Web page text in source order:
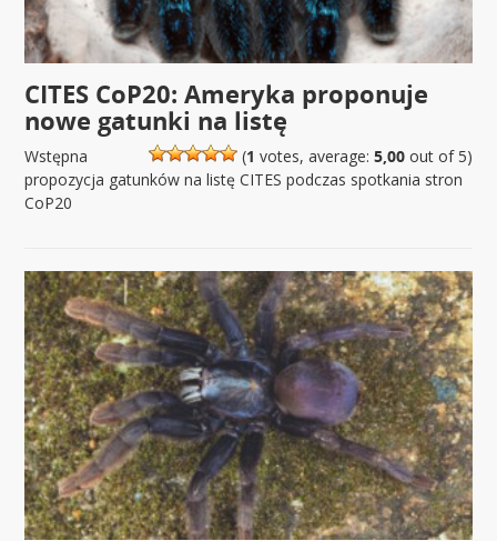
CITES CoP20: Ameryka proponuje
nowe gatunki na listę
(1 votes, average: 5,00out of 5)
Wstępna
propozycja gatunków na listę CITES podczas spotkania stron
CoP20